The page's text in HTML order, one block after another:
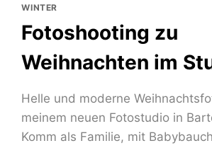
WINTER
Fotoshooting zu
Weihnachten im
Helle und moderne
meinem neuen Fotostudio in
Komm als Familie, mit